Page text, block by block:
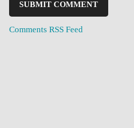
Comments RSS Feed